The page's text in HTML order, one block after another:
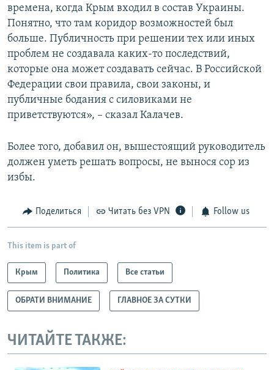
времена, когда Крым входил в состав Украины.
Понятно, что там коридор возможностей был
больше. Публичность при решении тех или иных
проблем не создавала каких-то последствий,
которые она может создавать сейчас. В Российской
Федерации свои правила, свои законы, и
публичные бодания с силовиками не
приветствуются», – сказал Калачев.
Более того, добавил он, вышестоящий руководитель
должен уметь решать вопросы, не вынося сор из
избы.
Поделиться Читать без VPN Follow us
This item is part of
Крым Политика Все статьи
ОБРАТИ ВНИМАНИЕ ГЛАВНОЕ ЗА СУТКИ
ЧИТАЙТЕ ТАКЖЕ: